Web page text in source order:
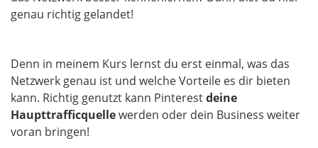
genau richtig gelandet!
Denn in meinem Kurs lernst du erst einmal, was das
Netzwerk genau ist und welche Vorteile es dir bieten
kann. Richtig genutzt kann Pinterestdeine
Haupttrafficquellewerden oder dein Business weiter
voran bringen!